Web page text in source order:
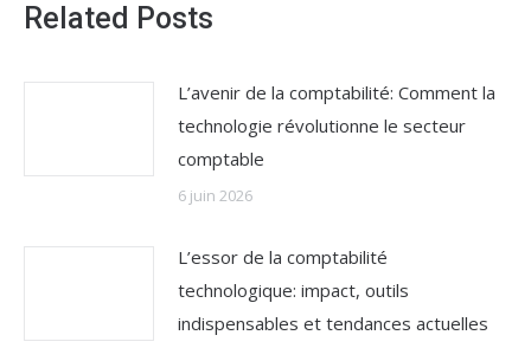
Related Posts
L’avenir de la comptabilité: Comment la
technologie révolutionne le secteur
comptable
6 juin 2026
L’essor de la comptabilité
technologique: impact, outils
indispensables et tendances actuelles